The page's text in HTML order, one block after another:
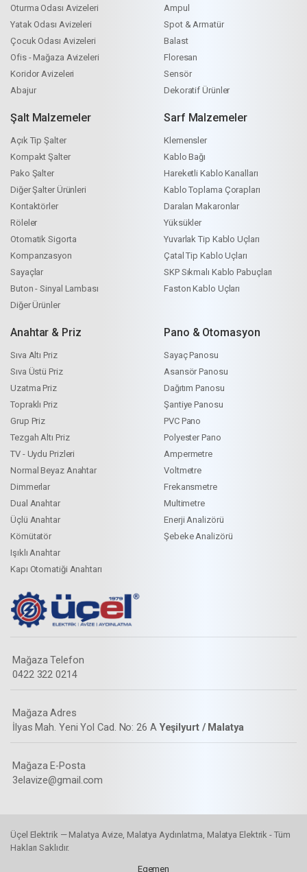
Oturma Odası Avizeleri
Yatak Odası Avizeleri
Çocuk Odası Avizeleri
Ofis - Mağaza Avizeleri
Koridor Avizeleri
Abajur
Ampul
Spot & Armatür
Balast
Floresan
Sensör
Dekoratif Ürünler
Şalt Malzemeler
Açık Tip Şalter
Kompakt Şalter
Pako Şalter
Diğer Şalter Ürünleri
Kontaktörler
Röleler
Otomatik Sigorta
Kompanzasyon
Sayaçlar
Buton - Sinyal Lambası
Diğer Ürünler
Sarf Malzemeler
Klemensler
Kablo Bağı
Hareketli Kablo Kanalları
Kablo Toplama Çorapları
Daralan Makaronlar
Yüksükler
Yuvarlak Tip Kablo Uçları
Çatal Tip Kablo Uçları
SKP Sıkmalı Kablo Pabuçları
Faston Kablo Uçları
Anahtar & Priz
Sıva Altı Priz
Sıva Üstü Priz
Uzatma Priz
Topraklı Priz
Grup Priz
Tezgah Altı Priz
TV - Uydu Prizleri
Normal Beyaz Anahtar
Dimmerlar
Dual Anahtar
Üçlü Anahtar
Kömütatör
Işıklı Anahtar
Kapı Otomatiği Anahtarı
Pano & Otomasyon
Sayaç Panosu
Asansör Panosu
Dağıtım Panosu
Şantiye Panosu
PVC Pano
Polyester Pano
Ampermetre
Voltmetre
Frekansmetre
Multimetre
Enerji Analizörü
Şebeke Analizörü
Mağaza Telefon
0422 322 0214
Mağaza Adres
İlyas Mah. Yeni Yol Cad. No: 26 AYeşilyurt / Malatya
Mağaza E-Posta
3elavize@gmail.com
Üçel Elektrik — Malatya Avize, Malatya Aydınlatma, Malatya Elektrik - Tüm
Hakları Saklıdır.
Egemen